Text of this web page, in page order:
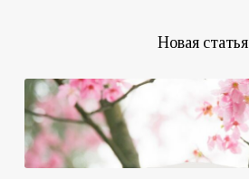
Новая статья